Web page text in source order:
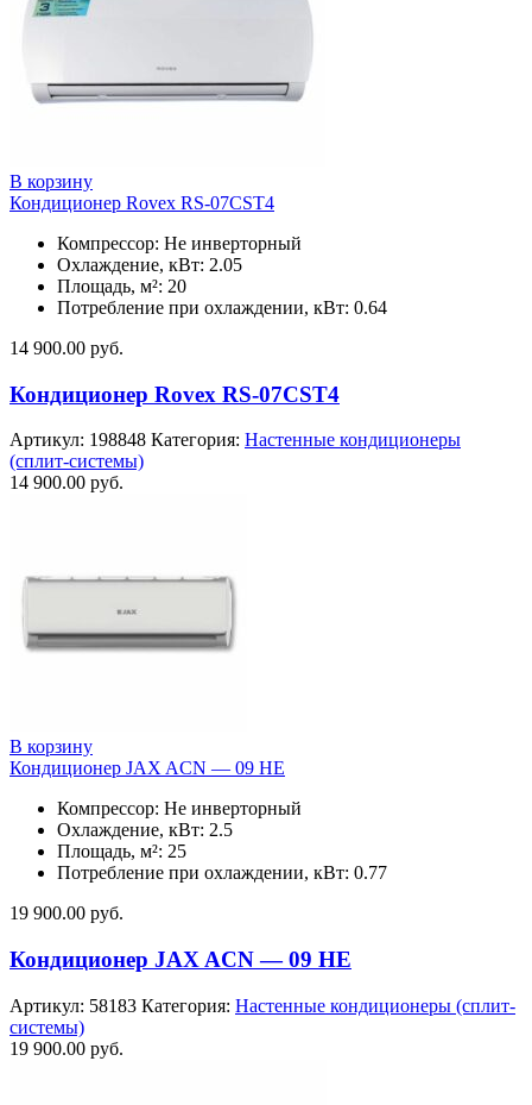
В корзину
Кондиционер Rovex RS-07CST4
Компрессор: Не инверторный
Охлаждение, кВт: 2.05
Площадь, м²: 20
Потребление при охлаждении, кВт: 0.64
14 900.00 руб.
Кондиционер Rovex RS-07CST4
Артикул: 198848 Категория: Настенные кондиционеры
(сплит-системы)
14 900.00 руб.
В корзину
Кондиционер JAX ACN — 09 HE
Компрессор: Не инверторный
Охлаждение, кВт: 2.5
Площадь, м²: 25
Потребление при охлаждении, кВт: 0.77
19 900.00 руб.
Кондиционер JAX ACN — 09 HE
Артикул: 58183 Категория: Настенные кондиционеры (сплит-
системы)
19 900.00 руб.